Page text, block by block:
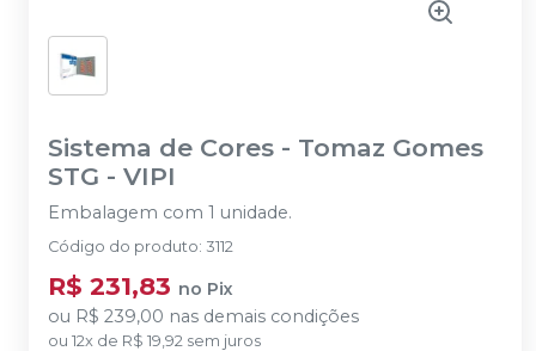
Sistema de Cores - Tomaz Gomes
STG - VIPI
Embalagem com 1 unidade.
Código do produto: 3112
R$ 231,83 no Pix
ou R$ 239,00 nas demais condições
ou 12x de R$ 19,92 sem juros